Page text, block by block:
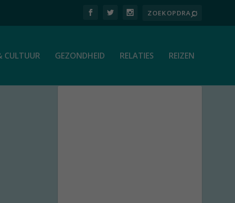
CULTUUR GEZONDHEID RELATIES REIZEN